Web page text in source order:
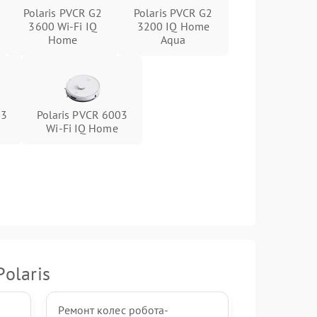
Polaris PVCR G2
3600 Wi-Fi IQ
Home
Polaris PVCR G2
3200 IQ Home
Aqua
Polaris PVCR 6003
Wi-Fi IQ Home
Ремонт колес робота-